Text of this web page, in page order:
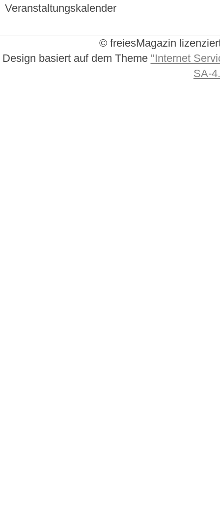
Veranstaltungskalender
© freiesMagazin
Design basiert auf dem Theme "Internet
SA-